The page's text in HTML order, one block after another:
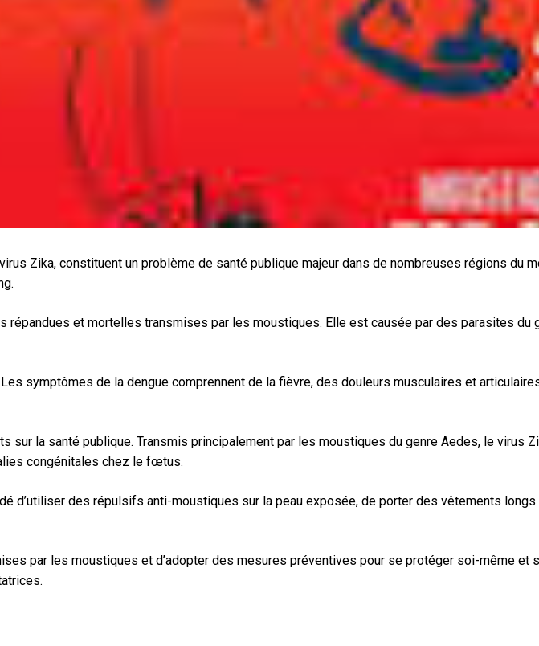
Zika, constituent un problème de santé publique majeur dans de nombreuses régions
répandues et mortelles transmises par les moustiques. Elle est causée par des parasites
symptômes de la dengue comprennent de la fièvre, des douleurs musculaires et
sur la santé publique. Transmis principalement par les moustiques du genre Aedes, le
congénitales chez le fœtus.
des répulsifs anti-moustiques sur la peau exposée, de porter des vêtements
par les moustiques et d’adopter des mesures préventives pour se protéger soi-même